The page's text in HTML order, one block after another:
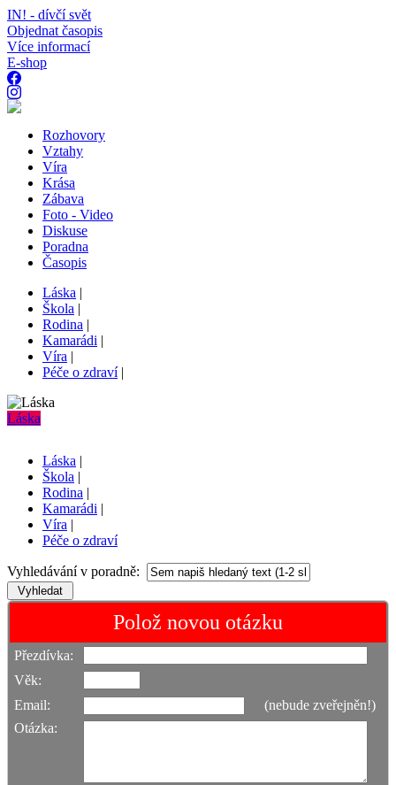
IN! - dívčí svět
Objednat časopis
Více informací
E-shop
Rozhovory
Vztahy
Víra
Krása
Zábava
Foto - Video
Diskuse
Poradna
Časopis
Láska |
Škola |
Rodina |
Kamarádi |
Víra |
Péče o zdraví|
Láska
Láska |
Škola |
Rodina |
Kamarádi |
Víra |
Péče o zdraví
Vyhledávání v poradně:
Polož novou otázku
Přezdívka:
Věk:
Email:
(nebude zveřejněn!)
Otázka: